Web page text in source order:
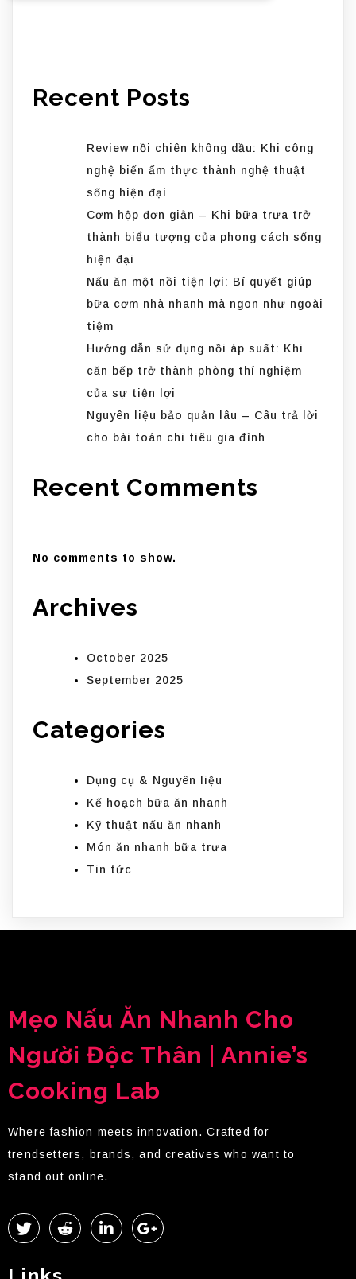
Recent Posts
Review nồi chiên không dầu: Khi công
nghệ biến ẩm thực thành nghệ thuật
sống hiện đại
Cơm hộp đơn giản – Khi bữa trưa trở
thành biểu tượng của phong cách sống
hiện đại
Nấu ăn một nồi tiện lợi: Bí quyết giúp
bữa cơm nhà nhanh mà ngon như ngoài
tiệm
Hướng dẫn sử dụng nồi áp suất: Khi
căn bếp trở thành phòng thí nghiệm
của sự tiện lợi
Nguyên liệu bảo quản lâu – Câu trả lời
cho bài toán chi tiêu gia đình
Recent Comments
No comments to show.
Archives
October 2025
September 2025
Categories
Dụng cụ & Nguyên liệu
Kế hoạch bữa ăn nhanh
Kỹ thuật nấu ăn nhanh
Món ăn nhanh bữa trưa
Tin tức
Mẹo Nấu Ăn Nhanh Cho
Người Độc Thân | Annie’s
Cooking Lab
Where fashion meets innovation. Crafted for
trendsetters, brands, and creatives who want to
stand out online.